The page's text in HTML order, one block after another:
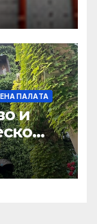
ПАЛAТА
и
САЩ